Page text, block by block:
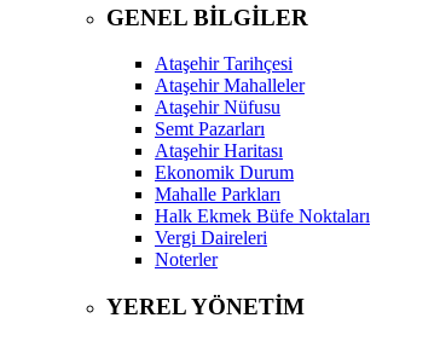
GENEL BİLGİLER
Ataşehir Tarihçesi
Ataşehir Mahalleler
Ataşehir Nüfusu
Semt Pazarları
Ataşehir Haritası
Ekonomik Durum
Mahalle Parkları
Halk Ekmek Büfe Noktaları
Vergi Daireleri
Noterler
YEREL YÖNETİM